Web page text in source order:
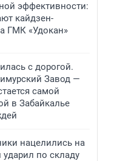
эффективности:
кайдзен-
ГМК «Удокан»
с дорогой.
Завод —
самой
в Забайкалье
нацелились на
ударил по складу